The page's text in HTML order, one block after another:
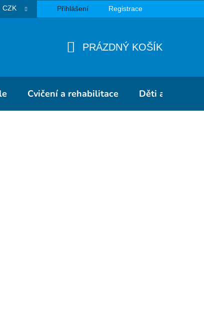
CZK Přihlášení Registrace
PRÁZDNÝ KOŠÍK
Cvičení a rehabilitace Děti a školky